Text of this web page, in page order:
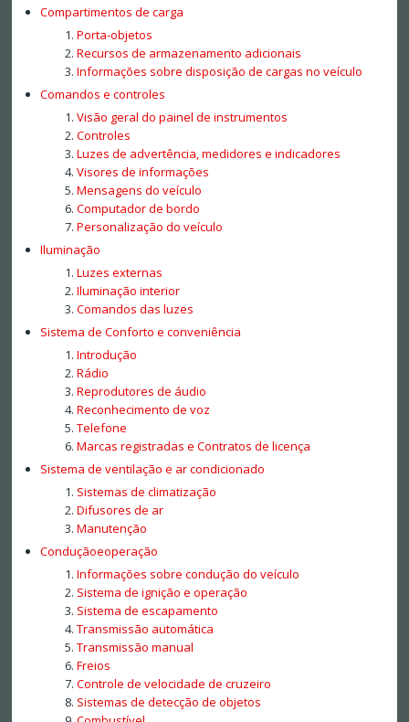
Compartimentos de carga
Porta-objetos
Recursos de armazenamento adicionais
Informações sobre disposição de cargas no veículo
Comandos e controles
Visão geral do painel de instrumentos
Controles
Luzes de advertência, medidores e indicadores
Visores de informações
Mensagens do veículo
Computador de bordo
Personalização do veículo
Iluminação
Luzes externas
Iluminação interior
Comandos das luzes
Sistema de Conforto e conveniência
Introdução
Rádio
Reprodutores de áudio
Reconhecimento de voz
Telefone
Marcas registradas e Contratos de licença
Sistema de ventilação e ar condicionado
Sistemas de climatização
Difusores de ar
Manutenção
Conduçãoeoperação
Informações sobre condução do veículo
Sistema de ignição e operação
Sistema de escapamento
Transmissão automática
Transmissão manual
Freios
Controle de velocidade de cruzeiro
Sistemas de detecção de objetos